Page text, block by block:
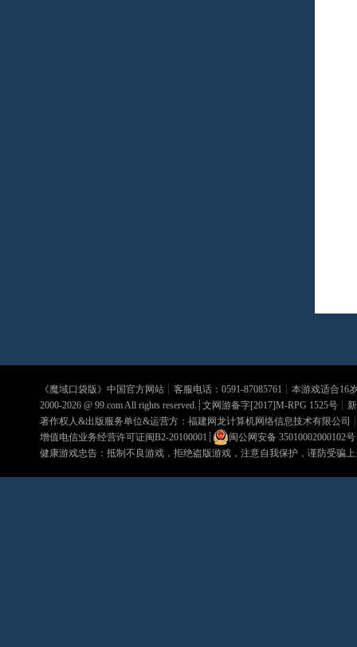
《魔域口袋版》中国官方网站┊客服电话：0591-87085761┊本游戏适合16
2000-2026 @ 99.comAll rights reserved.┊文网游备字[2017]M-RPG 1525号┊
著作权人&出版服务单位&运营方：福建网龙计算机网络信息技术有限公司
增值电信业务经营许可证闽B2-20100001 ┊ 闽公网安备 35010002000102号
健康游戏忠告：抵制不良游戏，拒绝盗版游戏，注意自我保护，谨防受骗